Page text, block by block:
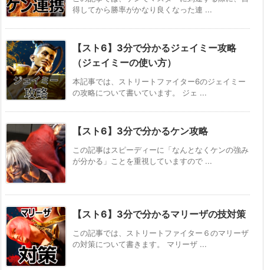
得してから勝率がかなり良くなった連 ...
【スト6】3分で分かるジェイミー攻略
（ジェイミーの使い方）
本記事では、ストリートファイター6のジェイミー
の攻略について書いています。 ジェ ...
【スト6】3分で分かるケン攻略
この記事はスピーディーに「なんとなくケンの強み
が分かる」ことを重視していますので ...
【スト6】3分で分かるマリーザの技対策
この記事では、ストリートファイター６のマリーザ
の対策について書きます。 マリーザ ...